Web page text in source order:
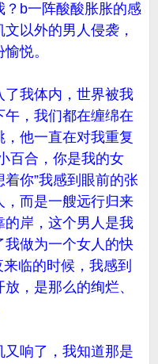
b一阵酸酸胀胀的感
以外的男人侵袭，
悦。
我体内，世界被我
，我们都在缠绵在
他一直在对我重复
百合，你是我的女
你”我感到眼前的张
而是一艘远行归来
的岸，这个男人是我
做为一个女人的快
临的时候，我感到
，是那么的绚烂、
响了，我知道那是